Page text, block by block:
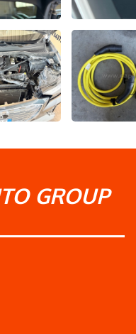
GROUP